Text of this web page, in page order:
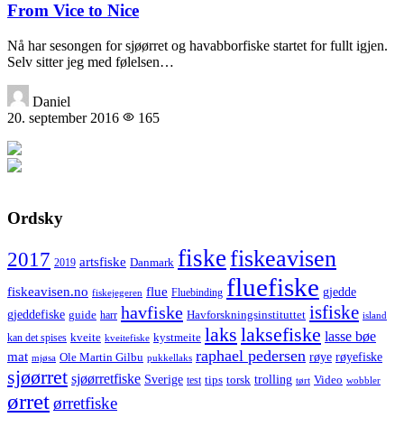
From Vice to Nice
Nå har sesongen for sjøørret og havabborfiske startet for fullt igjen.
Selv sitter jeg med følelsen…
Daniel
20. september 2016
165
Ordsky
2017 2019 artsfiske Danmark fiskefiskeavisen
fiskeavisen.no fiskejegeren flue Fluebinding fluefiske gjedde
gjeddefiske guide harr havfiske Havforskningsinstituttet isfiske island
kan det spises kveite kveitefiske kystmeite laks laksefiske lasse bøe
mat mjøsa Ole Martin Gilbu pukkellaks raphael pedersen røye røyefiske
sjøørret sjøørretfiske Sverige test tips torsk trolling tørt Video wobbler
ørretørretfiske